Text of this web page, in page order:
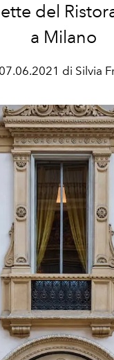
del
a Milano
07.06.2021 di Silvia